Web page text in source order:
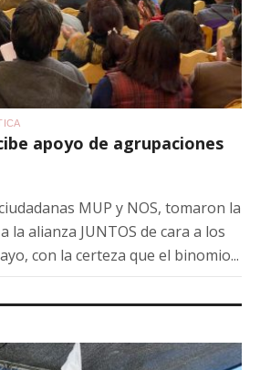
apoyo de agrupaciones
MUP y NOS, tomaron la
la alianza JUNTOS de cara a los
con la certeza que el binomio...